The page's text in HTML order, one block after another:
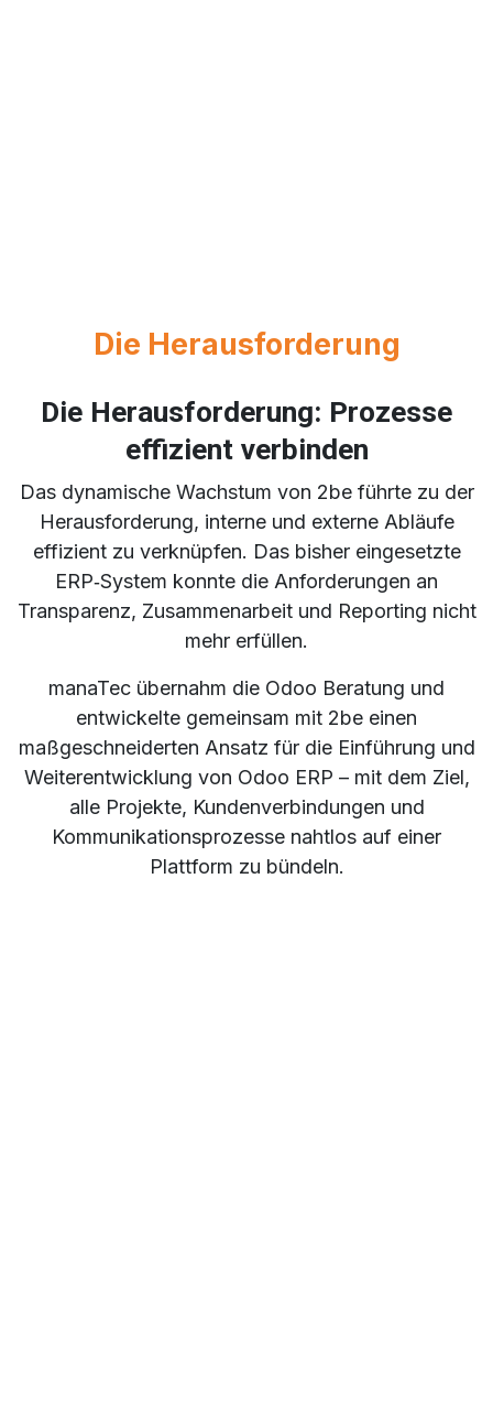
Die Herausforderung
Die Herausforderung: Prozesse
effizient verbinden
Das dynamische Wachstum von 2be führte zu der
Herausforderung, interne und externe Abläufe
effizient zu verknüpfen. Das bisher eingesetzte
ERP‑System konnte die Anforderungen an
Transparenz, Zusammenarbeit und Reporting nicht
mehr erfüllen.
manaTec übernahm die Odoo Beratung und
entwickelte gemeinsam mit 2be einen
maßgeschneiderten Ansatz für die Einführung und
Weiterentwicklung von Odoo ERP – mit dem Ziel,
alle Projekte, Kundenverbindungen und
Kommunikationsprozesse nahtlos auf einer
Plattform zu bündeln.